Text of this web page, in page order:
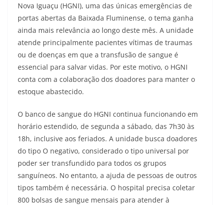
Nova Iguaçu (HGNI), uma das únicas emergências de
portas abertas da Baixada Fluminense, o tema ganha
ainda mais relevância ao longo deste mês. A unidade
atende principalmente pacientes vítimas de traumas
ou de doenças em que a transfusão de sangue é
essencial para salvar vidas. Por este motivo, o HGNI
conta com a colaboração dos doadores para manter o
estoque abastecido.
O banco de sangue do HGNI continua funcionando em
horário estendido, de segunda a sábado, das 7h30 às
18h, inclusive aos feriados. A unidade busca doadores
do tipo O negativo, considerado o tipo universal por
poder ser transfundido para todos os grupos
sanguíneos. No entanto, a ajuda de pessoas de outros
tipos também é necessária. O hospital precisa coletar
800 bolsas de sangue mensais para atender à